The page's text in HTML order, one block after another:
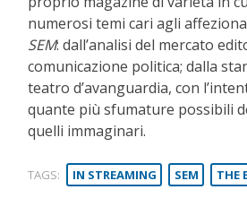
numerosi temi cari agli
SEM: dall’analisi del mercato
comunicazione politica; dalla
teatro d’avanguardia, con
quante più sfumature possibili
quelli immaginari.
TAGS: IN STREAMING SEM THE